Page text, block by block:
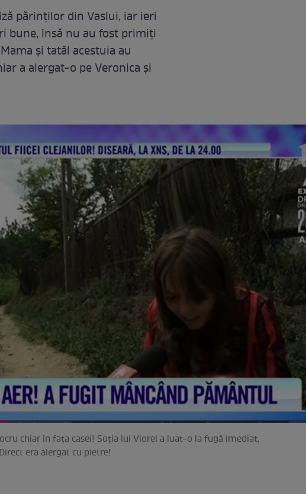
părinților din Vaslui, iar ieri
bune, însă nu au fost primiți
și tatăl acestuia au
a alergat-o pe Veronica și
chiar în fața casei! Soția lui Viorel a luat-o la fugă imediat,
era alergat cu pietre!